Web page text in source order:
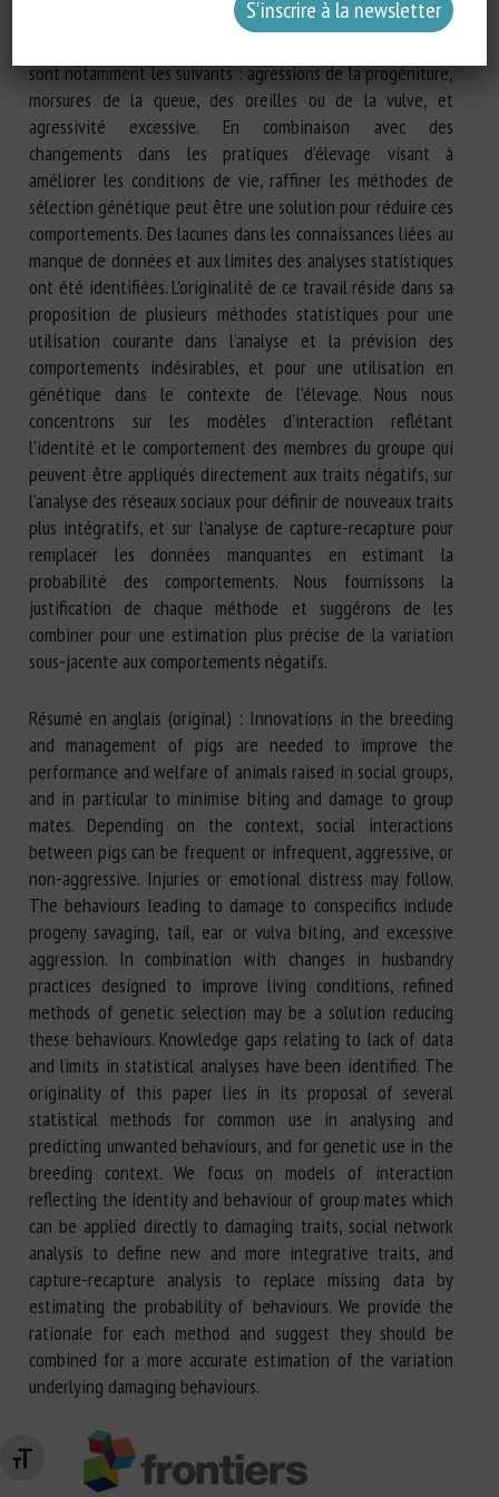
Changer la taille de la police
une détresse émotionnelle peuvent s’ensuivre. Les
sont notamment les suivants : agressions de la progéniture,
morsures de la queue, des oreilles ou de la vulve, et
agressivité excessive. En combinaison avec des
changements dans les pratiques d’élevage visant à
améliorer les conditions de vie, raffiner les méthodes de
sélection génétique peut être une solution pour réduire ces
comportements. Des lacunes dans les connaissances liées au
manque de données et aux limites des analyses statistiques
ont été identifiées. L’originalité de ce travail réside dans sa
proposition de plusieurs méthodes statistiques pour une
utilisation courante dans l’analyse et la prévision des
comportements indésirables, et pour une utilisation en
génétique dans le contexte de l’élevage. Nous nous
concentrons sur les modèles d’interaction reflétant
l’identité et le comportement des membres du groupe qui
peuvent être appliqués directement aux traits négatifs, sur
l’analyse des réseaux sociaux pour définir de nouveaux traits
plus intégratifs, et sur l’analyse de capture-recapture pour
remplacer les données manquantes en estimant la
probabilité des comportements. Nous fournissons la
justification de chaque méthode et suggérons de les
combiner pour une estimation plus précise de la variation
sous-jacente aux comportements négatifs.
Résumé en anglais (original) : Innovations in the breeding
and management of pigs are needed to improve the
performance and welfare of animals raised in social groups,
and in particular to minimise biting and damage to group
mates. Depending on the context, social interactions
between pigs can be frequent or infrequent, aggressive, or
non-aggressive. Injuries or emotional distress may follow.
The behaviours leading to damage to conspecifics include
progeny savaging, tail, ear or vulva biting, and excessive
aggression. In combination with changes in husbandry
practices designed to improve living conditions, refined
methods of genetic selection may be a solution reducing
these behaviours. Knowledge gaps relating to lack of data
and limits in statistical analyses have been identified. The
originality of this paper lies in its proposal of several
statistical methods for common use in analysing and
predicting unwanted behaviours, and for genetic use in the
breeding context. We focus on models of interaction
reflecting the identity and behaviour of group mates which
can be applied directly to damaging traits, social network
analysis to define new and more integrative traits, and
capture-recapture analysis to replace missing data by
estimating the probability of behaviours. We provide the
rationale for each method and suggest they should be
combined for a more accurate estimation of the variation
underlying damaging behaviours.